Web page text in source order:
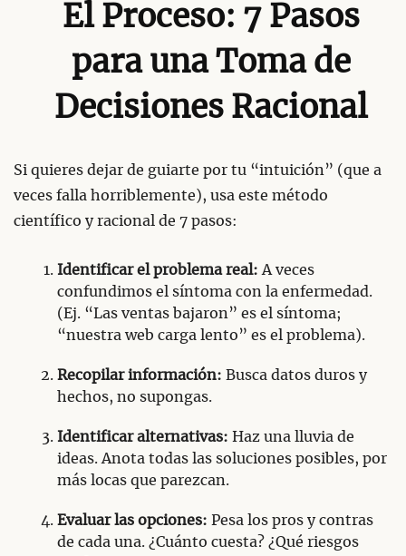
El Proceso: 7 Pasos
para una Toma de
Decisiones Racional
Si quieres dejar de guiarte por tu “intuición” (que a
veces falla horriblemente), usa este método
científico y racional de 7 pasos:
Identificar el problema real: A veces
confundimos el síntoma con la enfermedad.
(Ej. “Las ventas bajaron” es el síntoma;
“nuestra web carga lento” es el problema).
Recopilar información: Busca datos duros y
hechos, no supongas.
Identificar alternativas: Haz una lluvia de
ideas. Anota todas las soluciones posibles, por
más locas que parezcan.
Evaluar las opciones: Pesa los pros y contras
de cada una. ¿Cuánto cuesta? ¿Qué riesgos